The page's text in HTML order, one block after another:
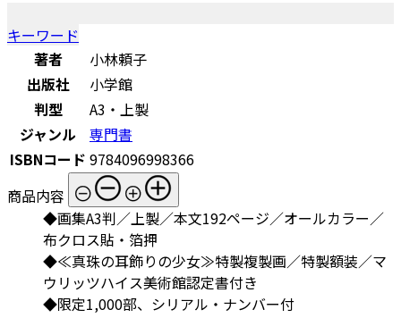
キーワード
著者
小林頼子
出版社
小学館
判型
A3・上製
ジャンル
専門書
ISBNコード 9784096998366
商品内容
◆画集A3判／上製／本文192ページ／オールカラー／
布クロス貼・箔押
◆≪真珠の耳飾りの少女≫特製複製画／特製額装／マ
ウリッツハイス美術館認定書付き
◆限定1,000部、シリアル・ナンバー付